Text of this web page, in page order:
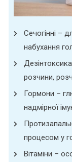
Сечогінні –
набухання
розчини,
Гормони –
надмірної
процесом у
Вітаміни –